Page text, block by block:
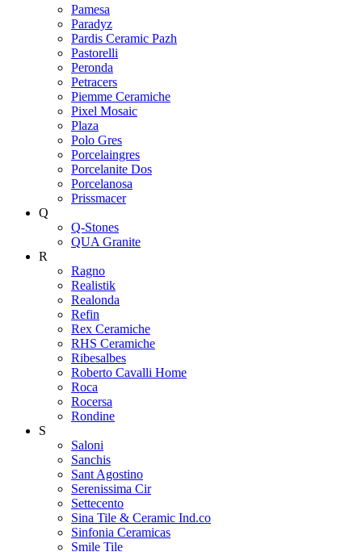
Pamesa
Paradyz
Pardis Ceramic Pazh
Pastorelli
Peronda
Petracers
Piemme Ceramiche
Pixel Mosaic
Plaza
Polo Gres
Porcelaingres
Porcelanite Dos
Porcelanosa
Prissmacer
Q
Q-Stones
QUA Granite
R
Ragno
Realistik
Realonda
Refin
Rex Ceramiche
RHS Ceramiche
Ribesalbes
Roberto Cavalli Home
Roca
Rocersa
Rondine
S
Saloni
Sanchis
Sant Agostino
Serenissima Cir
Settecento
Sina Tile & Ceramic Ind.co
Sinfonia Ceramicas
Smile Tile